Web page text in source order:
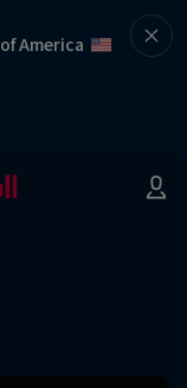
America